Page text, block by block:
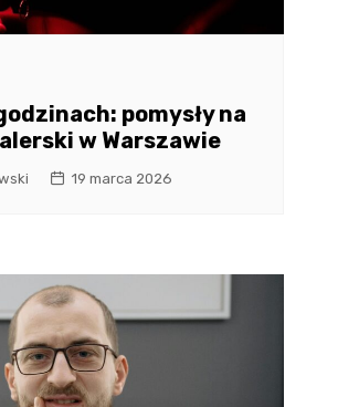
pomysły na
w Warszawie
19 marca 2026